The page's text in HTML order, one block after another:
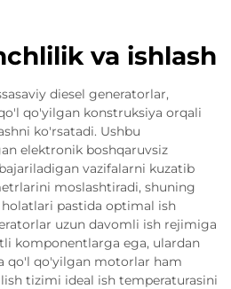
va ishlash
diesel generatorlar,
qo'yilgan konstruksiya orqali
ko'rsatadi. Ushbu
elektronik boshqaruvsiz
vazifalarni kuzatib
moslashtiradi, shuning
pastida optimal ish
uzun davomli ish rejimiga
komponentlarga ega, ulardan
qo'l qo'yilgan motorlar ham
tizimi ideal ish temperaturasini